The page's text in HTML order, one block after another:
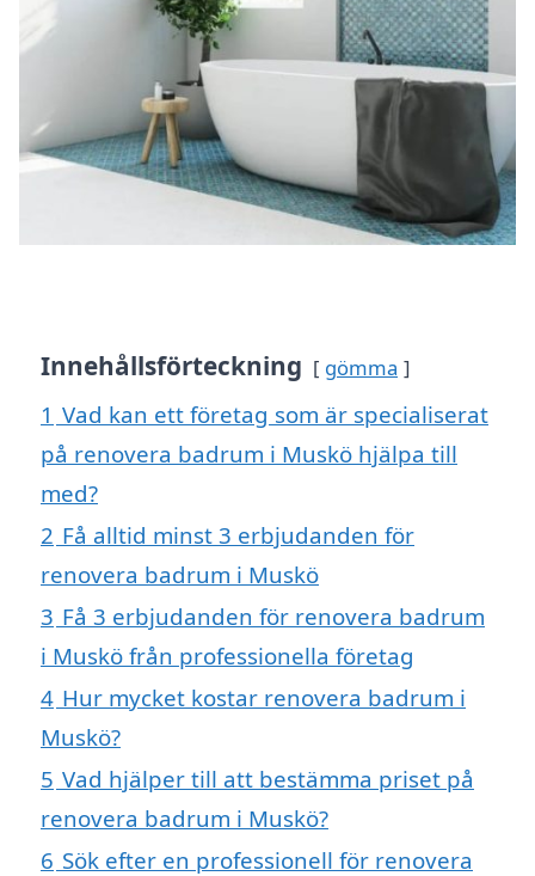
Innehållsförteckning gömma
1 Vad kan ett företag som är specialiserat
på renovera badrum i Muskö hjälpa till
med?
2 Få alltid minst 3 erbjudanden för
renovera badrum i Muskö
3 Få 3 erbjudanden för renovera badrum
i Muskö från professionella företag
4 Hur mycket kostar renovera badrum i
Muskö?
5 Vad hjälper till att bestämma priset på
renovera badrum i Muskö?
6 Sök efter en professionell för renovera